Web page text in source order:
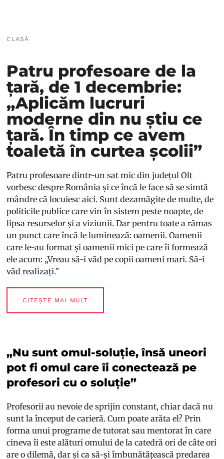
CLASĂ
Patru profesoare de la
țară, de 1 decembrie:
„Aplicăm lucruri
moderne din nu știu ce
țară. În timp ce avem
toaletă în curtea școlii”
Patru profesoare dintr-un sat mic din județul Olt
vorbesc despre România și ce încă le face să se simtă
mândre că locuiesc aici. Sunt dezamăgite de multe, de
politicile publice care vin în sistem peste noapte, de
lipsa resurselor și a viziunii. Dar pentru toate a rămas
un punct care încă le luminează: oamenii. Oamenii
care le-au format și oamenii mici pe care îi formează
ele acum: „Vreau să-i văd pe copii oameni mari. Să-i
văd realizați.”
CITEȘTE MAI MULT
„Nu sunt omul-soluție, însă uneori
pot fi omul care îi conectează pe
profesori cu o soluție”
Profesorii au nevoie de sprijin constant, chiar dacă nu
sunt la început de carieră. Cum poate arăta el? Prin
forma unui programe de tutorat sau mentorat în care
cineva îi este alături omului de la catedră ori de câte ori
are o dilemă, dar și ca să-și îmbunătățească predarea